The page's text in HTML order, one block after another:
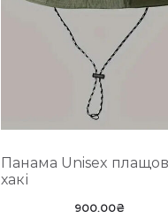
Панама Unisex
хакі
900.00₴